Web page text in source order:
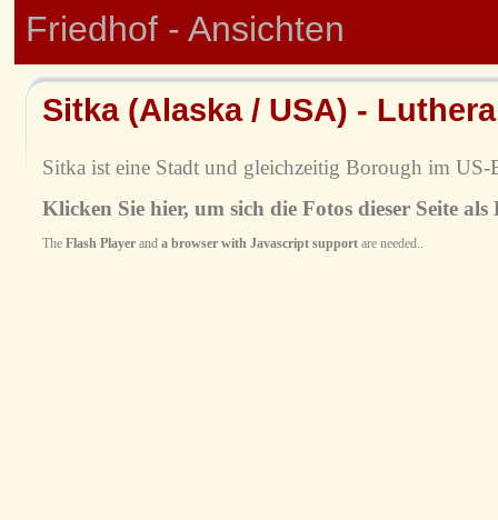
Friedhof - Ansichten
Sitka (Alaska / USA) -
Sitka ist eine Stadt und gleichzeitig Borough im US-
Klicken Sie hier, um sich die Fotos dieser Seite als
The Flash Playerand a browser with Javascript supportare needed..